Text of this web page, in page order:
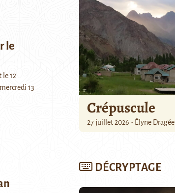
le
12
13
Crépuscule
27 juillet 2026 - Élyne Dragée
DÉCRYPTAGE